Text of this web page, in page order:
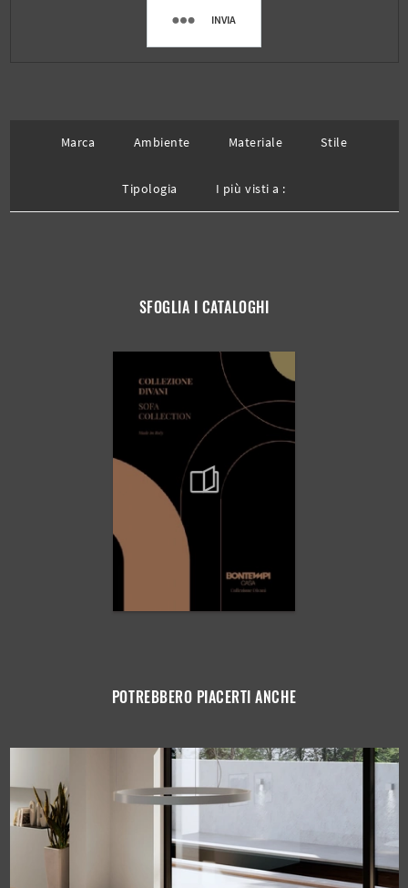
INVIA
Marca Ambiente Materiale Stile
Tipologia I più visti a :
SFOGLIA I CATALOGHI
POTREBBERO PIACERTI ANCHE